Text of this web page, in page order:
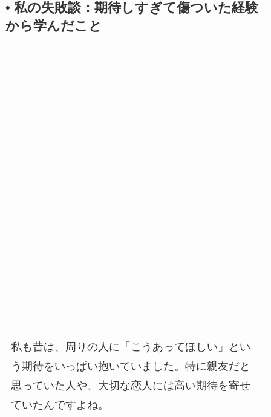
• 私の失敗談：期待しすぎて傷ついた経験
から学んだこと
私も昔は、周りの人に「こうあってほしい」とい
う期待をいっぱい抱いていました。特に親友だと
思っていた人や、大切な恋人には高い期待を寄せ
ていたんですよね。